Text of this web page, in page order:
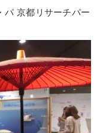
パ 京都リサーチパー